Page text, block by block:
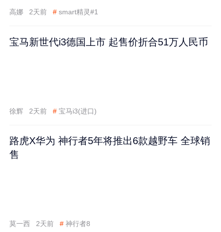
高娜 2天前 # smart精灵#1
宝马新世代i3德国上市 起售价折合51万人民币
徐辉 2天前 # 宝马i3(进口)
路虎X华为 神行者5年将推出6款越野车 全球销
售
莫一西 2天前 # 神行者8